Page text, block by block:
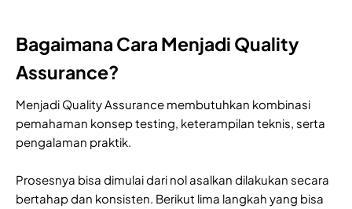
Bagaimana Cara Menjadi Quality
Assurance?
Menjadi Quality Assurance membutuhkan kombinasi
pemahaman konsep testing, keterampilan teknis, serta
pengalaman praktik.
Prosesnya bisa dimulai dari nol asalkan dilakukan secara
bertahap dan konsisten. Berikut lima langkah yang bisa